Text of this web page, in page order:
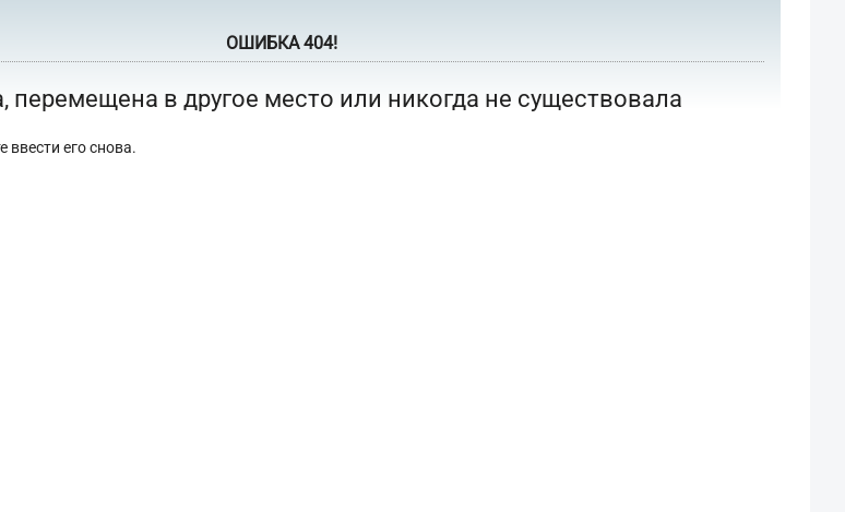
ОШИБКА 404!
перемещена в другое место или никогда не существовала
ввести его снова.